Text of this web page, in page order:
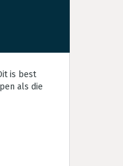
is best
als die